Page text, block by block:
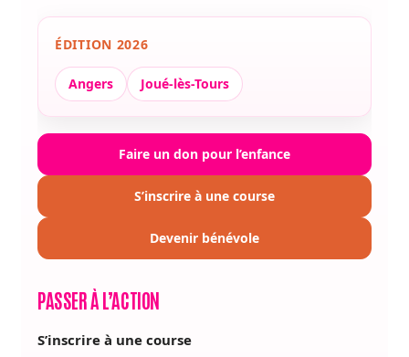
ÉDITION 2026
Angers Joué-lès-Tours
Faire un don pour l’enfance
S’inscrire à une course
Devenir bénévole
PASSER À L’ACTION
S’inscrire à une course